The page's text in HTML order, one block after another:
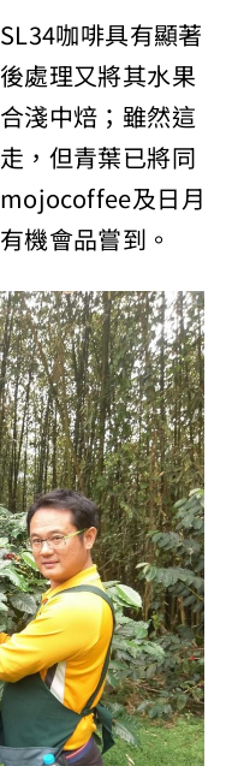
咖啡具有顯著
處理又將其水果
淺中焙；雖然這
，但青葉已將同
及日月
機會品嘗到。